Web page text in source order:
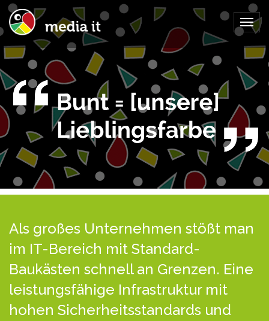
Als großes Unternehmen stößt man
im IT-Bereich mit Standard-
Baukästen schnell an Grenzen. Eine
leistungsfähige Infrastruktur mit
hohen Sicherheitsstandards und